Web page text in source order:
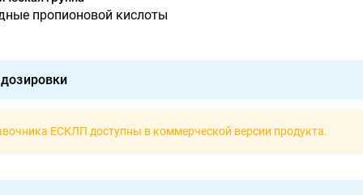
пропионовой кислоты
ЕСКЛП доступны в коммерческой версии продукта.